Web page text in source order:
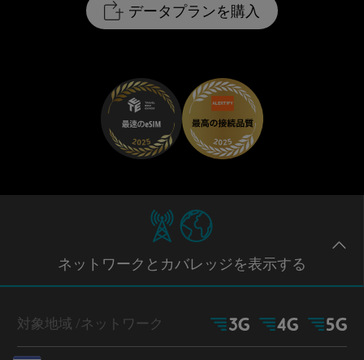
データプランを購入
ネットワークとカバレッジを表示する
対象地域 /ネットワーク